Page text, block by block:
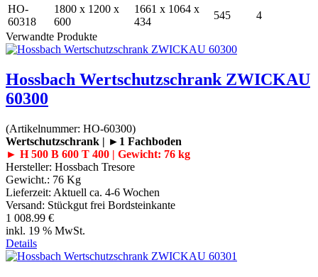
HO-
60318
1800 x 1200 x
600
1661 x 1064 x
434
545
4
Verwandte Produkte
Hossbach Wertschutzschrank ZWICKAU
60300
(Artikelnummer: HO-60300)
Wertschutzschrank | ►1 Fachboden
► H 500 B 600 T 400 | Gewicht: 76 kg
Hersteller: Hossbach Tresore
Gewicht.: 76 Kg
Lieferzeit: Aktuell ca. 4-6 Wochen
Versand: Stückgut frei Bordsteinkante
1 008.99 €
inkl. 19 % MwSt.
Details